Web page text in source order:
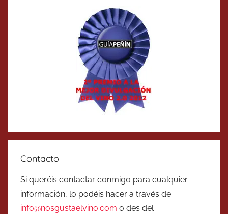
Contacto
Si queréis contactar conmigo para cualquier
información, lo podéis hacer a través de
info@nosgustaelvino.com o des del